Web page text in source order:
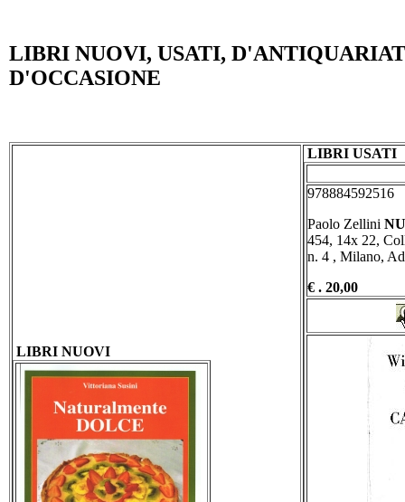
LIBRI NUOVI, USATI,
D'OCCASIONE
LIBRI NUOVI
LIBRI USATI
978884592516
Paolo Zellini
454, 14x 22,
n. 4 , Milano,
€ . 20,00